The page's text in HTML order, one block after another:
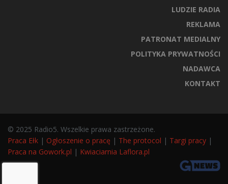
LUDZIE RADIA
REKLAMA
PATRONAT MEDIALNY
POLITYKA PRYWATNOŚCI
NADAWCA
KONTAKT
© 2025 Radio5. Wszelkie prawa zastrzeżone.
Praca Ełk | Ogłoszenie o pracę | The protocol | Targi pracy |
Praca na Gowork.pl | Kwiaciarnia Laflora.pl